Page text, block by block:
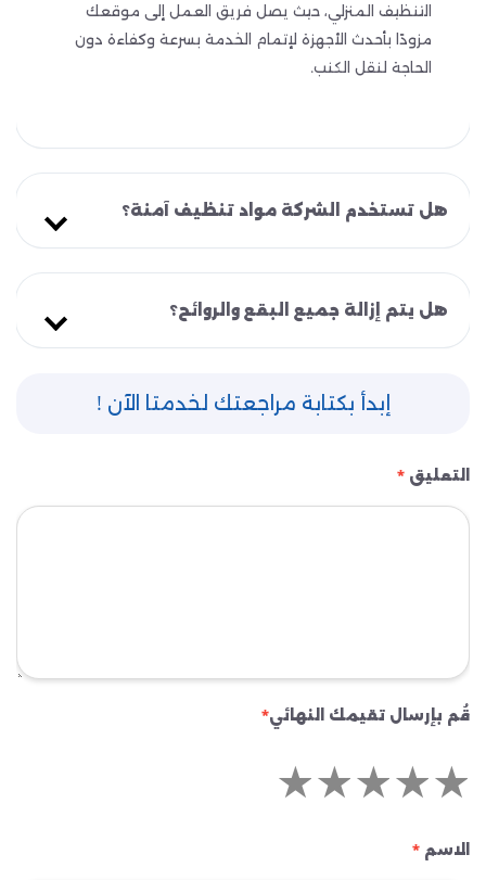
التنظيف المنزلي، حيث يصل فريق العمل إلى موقعك
مزودًا بأحدث الأجهزة لإتمام الخدمة بسرعة وكفاءة دون
الحاجة لنقل الكنب.
هل تستخدم الشركة مواد تنظيف آمنة؟
هل يتم إزالة جميع البقع والروائح؟
إبدأ بكتابة مراجعتك لخدمتا الآن !
التعليق *
قُم بإرسال تقيمك النهائي*
الاسم *